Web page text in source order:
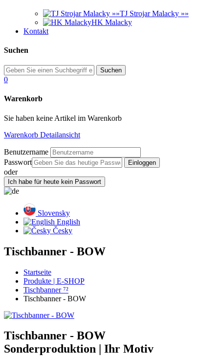
TJ Strojar Malacky »»
HK Malacky
Kontakt
Suchen
0
Warenkorb
Sie haben keine Artikel im Warenkorb
Warenkorb Detailansicht
Benutzername
Passwort
oder
Slovensky
English
Česky
Tischbanner - BOW
Startseite
Produkte | E-SHOP
Tischbanner ⁷²
Tischbanner - BOW
Tischbanner - BOW
Sonderproduktion | Ihr Motiv